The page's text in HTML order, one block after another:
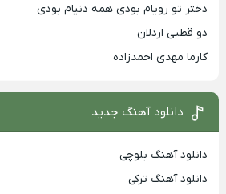
دختر تو رویام بودی همه دنیام بودی
دو قطبی اردلان
کارما مهدی احمدزاده
دانلود آهنگ جدید
دانلود آهنگ بلوچی
دانلود آهنگ ترکی